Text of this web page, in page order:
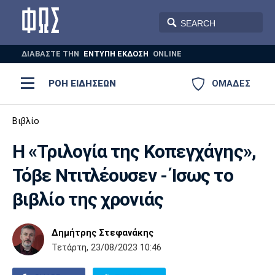
ΔΙΑΒΑΣΤΕ THN ΕΝΤΥΠΗ ΕΚΔΟΣΗ ONLINE
ΟΜΑΔΕΣ
ΡΟΗ ΕΙΔΗΣΕΩΝ
ΒΟΛΕΪ ΠΟΛΟ ΣΠΟΡ
AUTO-MOTO PLUS
Ποδόσφαιρο
Super League 1
Super League 2
Γ Εθνική
Ελλάδα
Μπάσκετ
Ελλάδα
Εθνική
EuroLeague
Ολυμπιακοί Αγώνες
Βόλεϊ
Πόλο
Ολυμπιακός ΑΕΚ ΠΑΟΚ
Παναθηναϊκός Ατρόμητος
Βιβλίο
Η «Τριλογία της Κοπεγχάγης»,
Τόβε Ντιτλέουσεν - Ίσως το
βιβλίο της χρονιάς
Δημήτρης Στεφανάκης
Τετάρτη, 23/08/2023 10:46